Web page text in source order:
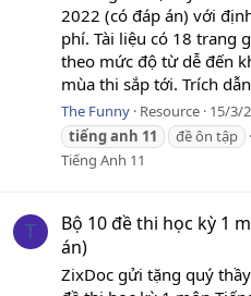
2022 (có đáp án) với
phí. Tài liệu có 18 trang
theo mức độ từ dễ đến
mùa thi sắp tới. Trích
The Funny Resource 15/3/
tiếnganh 11 đề ôn tập
Tiếng Anh 11
T
Bộ 10 đề thi học kỳ 1
án)
ZixDoc gửi tặng quý